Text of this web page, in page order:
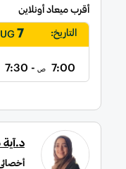
أقرب ميعاد أونلاين
التاريخ:
7
7:00 ص - 7:30